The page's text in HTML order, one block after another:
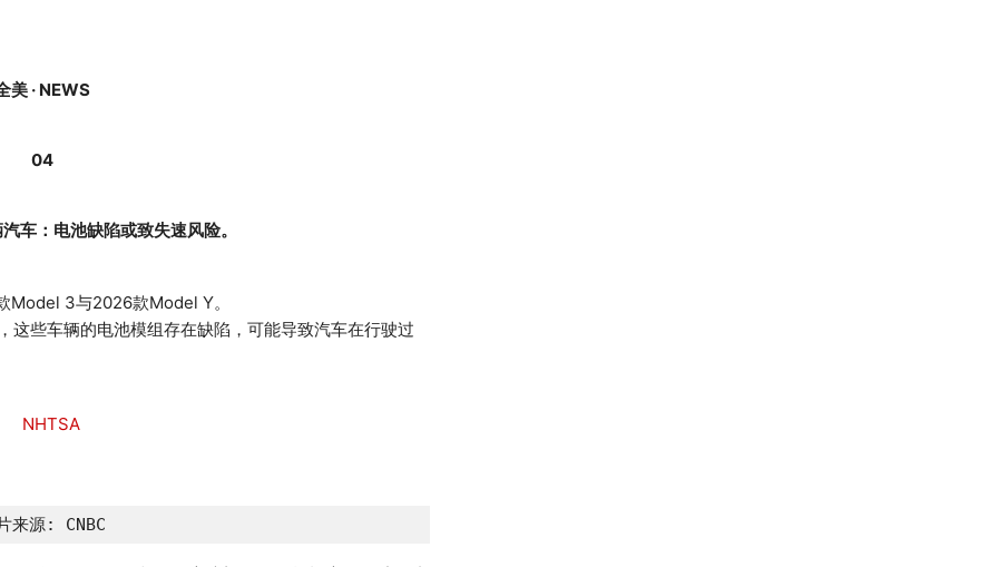
美 · NEWS
04
车：电池缺陷或致失速风险。
Model 3与2026款Model Y。
这些车辆的电池模组存在缺陷，可能导致汽车在行驶过
来源: CNBC